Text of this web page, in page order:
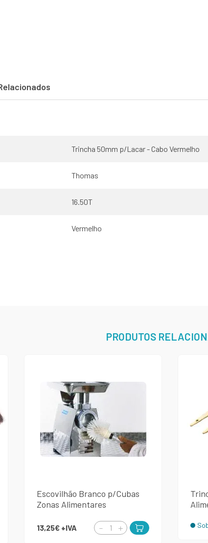
Trincha 50mm p/Lacar - Cabo Vermelho
Thomas
16.50T
Vermelho
PRODUTOS
Escovilhão Branco p/Cubas
Zonas Alimentares
13,25€ +IVA